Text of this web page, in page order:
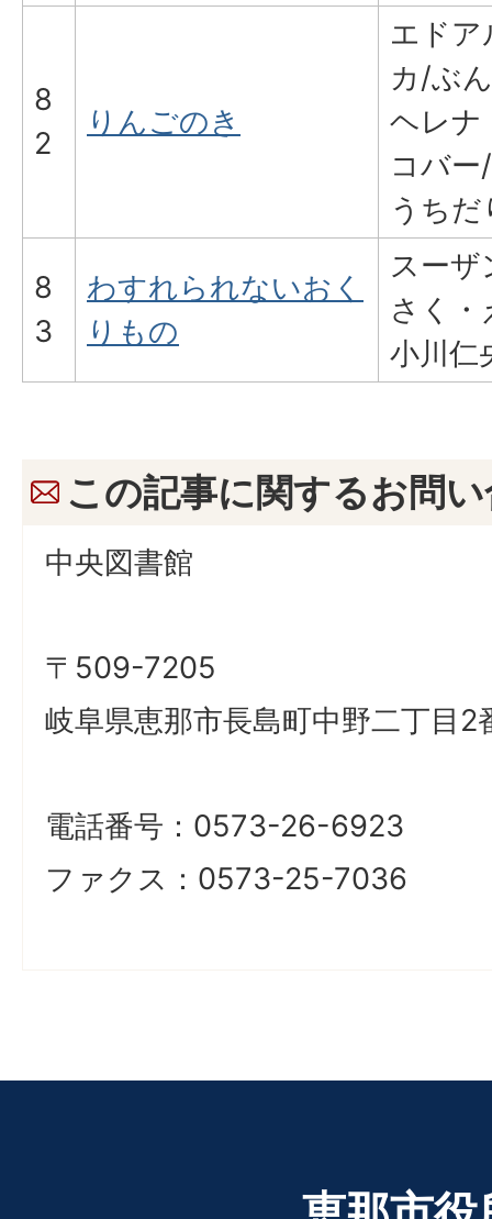
8
2
りんごのき
エドア
カ/ぶん
ヘレナ
コバー
うち
8
3
わすれられないおく
りもの
スーザ
さく・
小川仁
この記事に関するお問
中央図書館
〒509-7205
岐阜県恵那市長島町中野二丁目2
電話番号：0573-26-6923
ファクス：0573-25-7036